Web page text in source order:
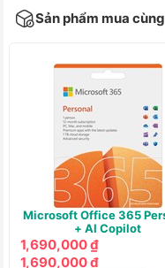
Sản phẩm mua cùng
Microsoft Office 365
+ AI Copilot
1,690,000 ₫
1,690,000 ₫